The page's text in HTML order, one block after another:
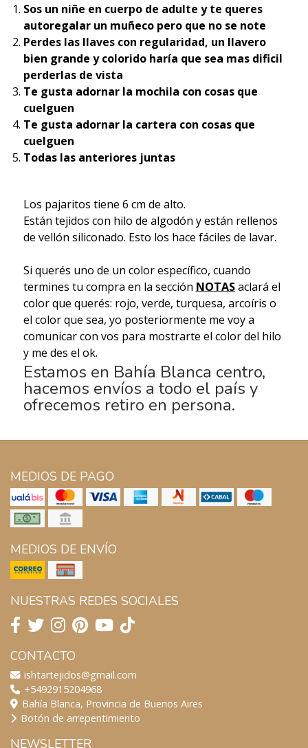
Sos un niñe en cuerpo de adulte y te queres
autoregalar un muñeco pero que no se note
Perdes las llaves con regularidad, un llavero
bien grande y colorido haría que sea mas dificil
perderlas de vista
Te gusta adornar la mochila con cosas que
cuelguen
Te gusta adornar la cartera con cosas que
cuelguen
Todas las anteriores juntas
Los pajaritos tiene 6 cm de alto.
Están tejidos con hilo de algodón y están rellenos
de vellón siliconado. Esto los hace fáciles de lavar.
Si querés uno de un color específico, cuando
termines tu compra en la sección NOTASaclará el
color que querés: rojo, verde, turquesa, arcoíris o
el color que sea, yo posteriormente me voy a
comunicar con vos para mostrarte el color del hilo
y me des el ok.
Estamos en Bahía Blanca centro,
hacemos envíos a todo el país y
ofrecemos retiro en persona.
MEDIOS DE PAGO
MEDIOS DE ENVÍO
NUESTRAS REDES SOCIALES
CONTACTO
ishtartejidos@gmail.com
+5492915204968
Bahía Blanca, Provincia de Buenos Aires
Botón de arrepentimiento
NEWSLETTER